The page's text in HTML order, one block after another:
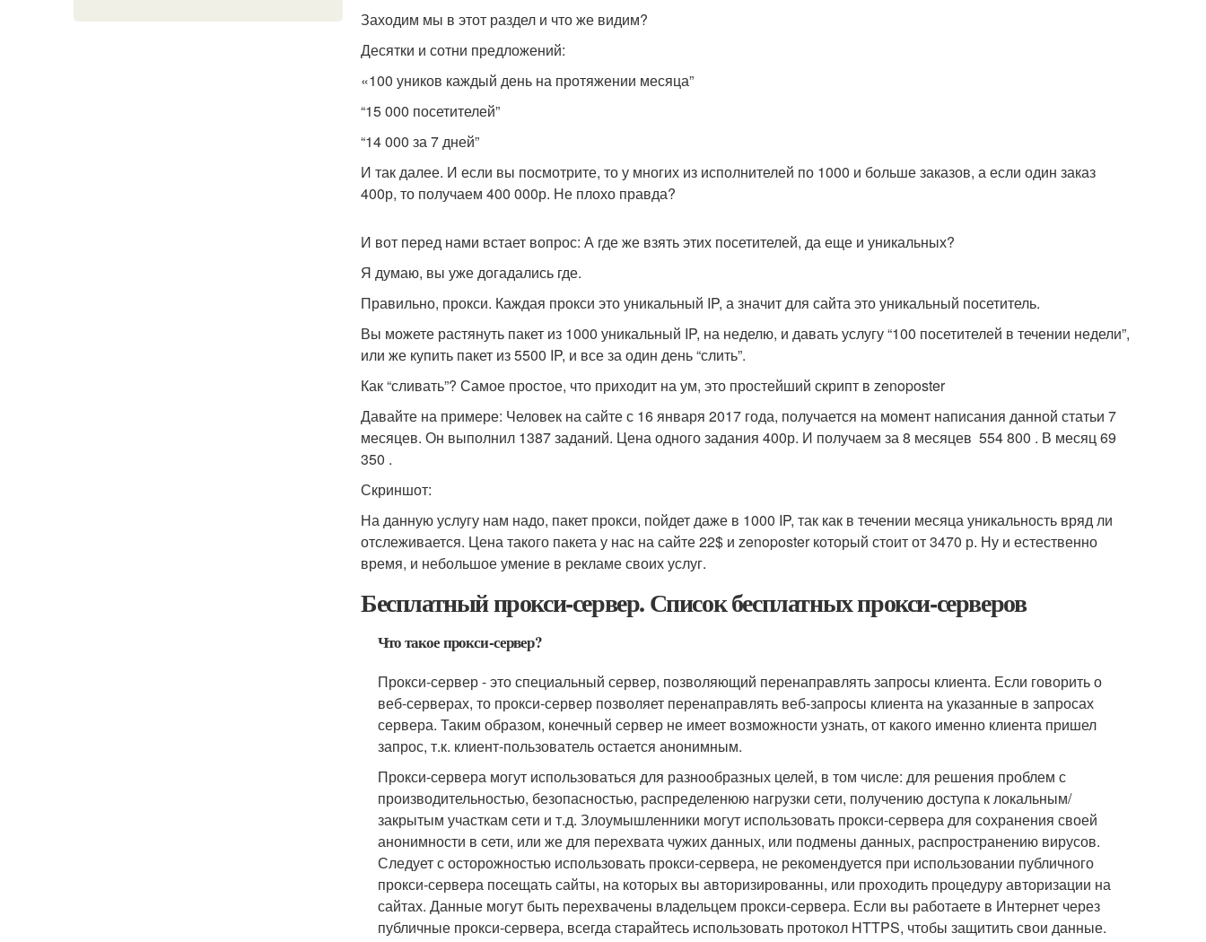
Заходим мы в этот раздел и что же видим?
Десятки и сотни предложений:
«100 уников каждый день на протяжении месяца”
“15 000 посетителей”
“14 000 за 7 дней”
И так далее. И если вы посмотрите, то у многих из исполнителей по 1000 и больше заказов, а если один заказ
400р, то получаем 400 000р. Не плохо правда?
И вот перед нами встает вопрос: А где же взять этих посетителей, да еще и уникальных?
Я думаю, вы уже догадались где.
Правильно, прокси. Каждая прокси это уникальный IP, а значит для сайта это уникальный посетитель.
Вы можете растянуть пакет из 1000 уникальный IP, на неделю, и давать услугу “100 посетителей в течении недели”,
или же купить пакет из 5500 IP, и все за один день “слить”.
Как “сливать”? Самое простое, что приходит на ум, это простейший скрипт в zenoposter
Давайте на примере: Человек на сайте с 16 января 2017 года, получается на момент написания данной статьи 7
месяцев. Он выполнил 1387 заданий. Цена одного задания 400р. И получаем за 8 месяцев 554 800 . В месяц 69
350 .
Скриншот:
На данную услугу нам надо, пакет прокси, пойдет даже в 1000 IP, так как в течении месяца уникальность вряд ли
отслеживается. Цена такого пакета у нас на сайте 22$ и zenoposter который стоит от 3470 р. Ну и естественно
время, и небольшое умение в рекламе своих услуг.
Бесплатный прокси-сервер. Список бесплатных прокси-серверов
Что такое прокси-сервер?
Прокси-сервер - это специальный сервер, позволяющий перенаправлять запросы клиента. Если говорить о
веб-серверах, то прокси-сервер позволяет перенаправлять веб-запросы клиента на указанные в запросах
сервера. Таким образом, конечный сервер не имеет возможности узнать, от какого именно клиента пришел
запрос, т.к. клиент-пользователь остается анонимным.
Прокси-сервера могут использоваться для разнообразных целей, в том числе: для решения проблем с
производительностью, безопасностью, распределенюю нагрузки сети, получению доступа к локальным/
закрытым участкам сети и т.д. Злоумышленники могут использовать прокси-сервера для сохранения своей
анонимности в сети, или же для перехвата чужих данных, или подмены данных, распространению вирусов.
Следует с осторожностью использовать прокси-сервера, не рекомендуется при использовании публичного
прокси-сервера посещать сайты, на которых вы авторизированны, или проходить процедуру авторизации на
сайтах. Данные могут быть перехвачены владельцем прокси-сервера. Если вы работаете в Интернет через
публичные прокси-сервера, всегда старайтесь использовать протокол HTTPS, чтобы защитить свои данные.